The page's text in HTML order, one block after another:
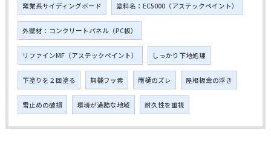
窯業系サイディングボード 塗料名：EC5000（アステックペイント）
外壁材：コンクリートパネル（PC板）
リファインMF（アステックペイント） しっかり下地処理
下塗りを２回塗る 無機フッ素 雨樋のズレ 屋根板金の浮き
雪止めの破損 環境が過酷な地域 耐久性を重視